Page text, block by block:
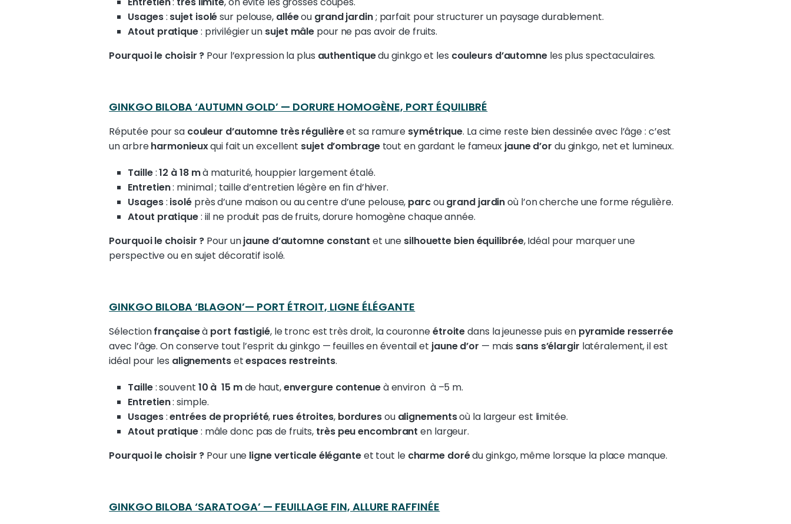
Usages: sujet isolésur pelouse, alléeou grand jardin; parfait pour structurer un paysage durablement.
Atout pratique: privilégier un sujet mâle pour ne pas avoir de fruits.
Pourquoi le choisir ? Pour l’expression la plus authentiquedu ginkgo et les couleurs d’automneles plus spectaculaires.
GINKGO BILOBA ‘AUTUMN GOLD’ — DORURE HOMOGÈNE, PORT ÉQUILIBRÉ
Réputée pour sa couleur d’automne très régulièreet sa ramure symétrique. La cime reste bien dessinée avec l’âge : c’est
un arbreharmonieuxqui fait un excellent sujet d’ombragetout en gardant le fameux jaune d’or du ginkgo, net et lumineux.
Taille:12 à 18 mà maturité, houppier largement étalé.
Entretien: minimal ; taille d’entretien légère en fin d’hiver.
Usages: isoléprès d’une maison ou au centre d’une pelouse, parcougrand jardinoù l’on cherche une forme régulière.
Atout pratique: iil ne produit pas de fruits, dorure homogène chaque année.
Pourquoi le choisir ? Pour unjaune d’automne constant et une silhouette bien équilibrée, Idéal pour marquer une
perspective ou en sujet décoratif isolé.
GINKGO BILOBA ‘BLAGON’— PORT ÉTROIT, LIGNE ÉLÉGANTE
Sélectionfrançaiseà port fastigié, le tronc est très droit, la couronneétroitedans la jeunesse puis en pyramide resserrée
avec l’âge. On conserve tout l’esprit du ginkgo — feuilles en éventail et jaune d’or — mais sans s’élargir latéralement, il est
idéal pour les alignementsetespaces restreints.
Taille: souvent 10 à 15 mde haut,envergure contenueà environ à –5 m.
Entretien: simple.
Usages:entrées de propriété, rues étroites, borduresou alignementsoù la largeur est limitée.
Atout pratique: mâle donc pas de fruits, très peu encombrant en largeur.
Pourquoi le choisir ? Pour une ligne verticale éléganteet tout le charme dorédu ginkgo, même lorsque la place manque.
GINKGO BILOBA ‘SARATOGA’ — FEUILLAGE FIN, ALLURE RAFFINÉE